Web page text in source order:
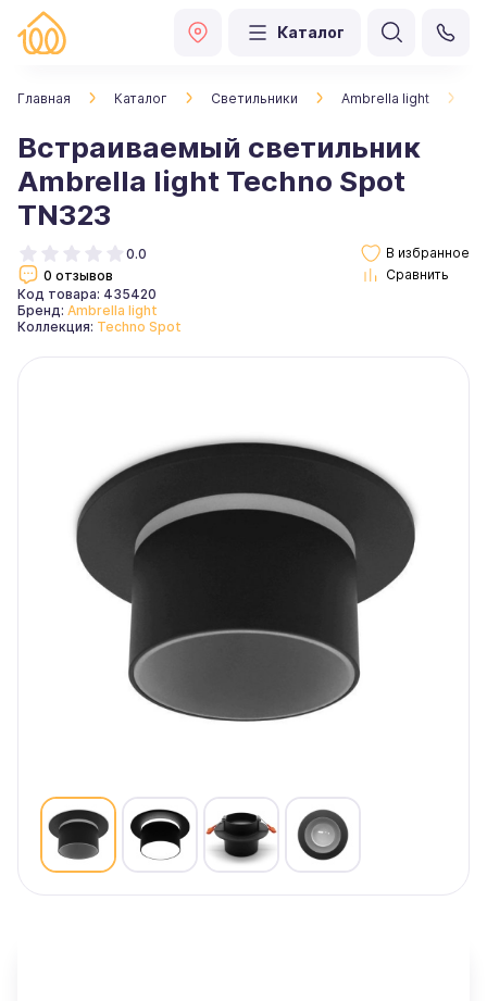
Каталог
Главная Каталог Светильники Ambrella light
Встраиваемый светильник
Ambrella light Techno Spot
TN323
0.0
0 отзывов
Код товара: 435420
Бренд: Ambrella light
Коллекция: Techno Spot